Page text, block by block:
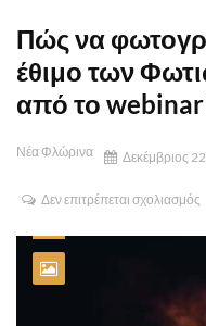
Πώς να
έθιμο των
από το
Νέα Φλώρινα Δεκέμβριος
Δεν επιτρέπεται σχολιασμός